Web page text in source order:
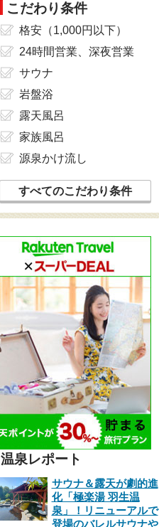
こだわり条件
格安（1,000円以下）
24時間営業、深夜営業
サウナ
岩盤浴
露天風呂
家族風呂
源泉かけ流し
すべてのこだわり条件
温泉レポート
サウナ＆露天が劇的進
化「極楽湯 羽生温
泉」！リニューアルで
登場のバレルサウナや